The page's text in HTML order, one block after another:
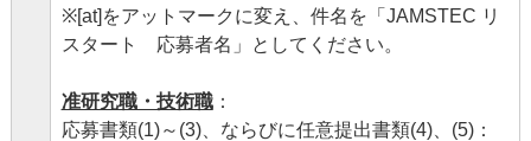
※[at]をアットマークに変え、件名を「JAMSTEC リ
スタート 応募者名」としてください。
准研究職・技術職：
応募書類(1)～(3)、ならびに任意提出書類(4)、(5)：